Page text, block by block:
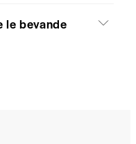
le bevande